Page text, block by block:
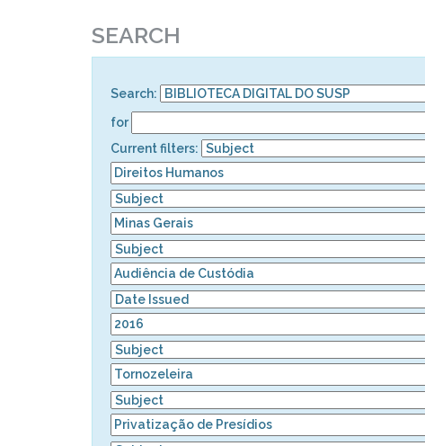
SEARCH
Search:
for
Current filters: